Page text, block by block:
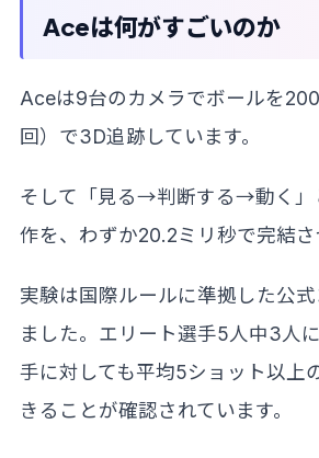
Aceは何がすごいのか
Aceは9台のカメラでボールを
回）で3D追跡しています。
そして「見る→判断する→動く」
作を、わずか20.2ミリ秒で完結さ
実験は国際ルールに準拠した公
ました。エリート選手5人中3人
手に対しても平均5ショット以上
きることが確認されています。